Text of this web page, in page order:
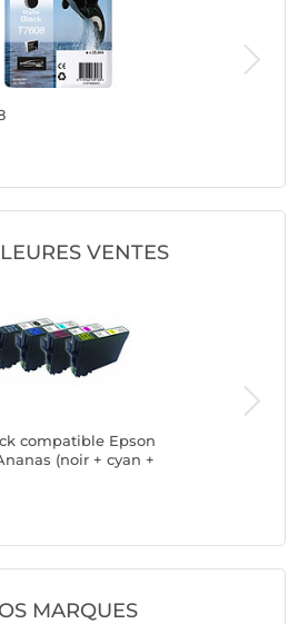
VENTES
compatible Epson
(noir + cyan +
MARQUES